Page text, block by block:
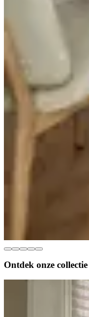
Ontdek onze collectie